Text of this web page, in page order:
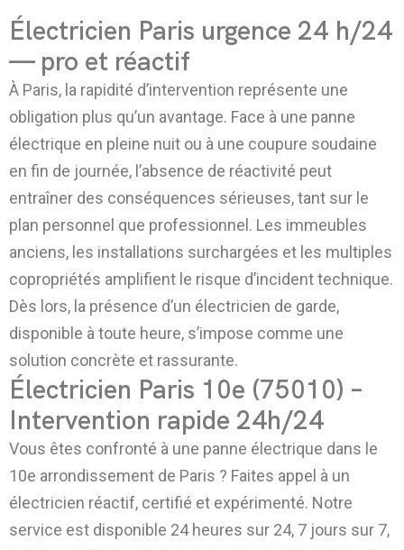
Électricien Paris urgence 24 h/24
— pro et réactif
À Paris, la rapidité d’intervention représente une
obligation plus qu’un avantage. Face à une panne
électrique en pleine nuit ou à une coupure soudaine
en fin de journée, l’absence de réactivité peut
entraîner des conséquences sérieuses, tant sur le
plan personnel que professionnel. Les immeubles
anciens, les installations surchargées et les multiples
copropriétés amplifient le risque d’incident technique.
Dès lors, la présence d’un électricien de garde,
disponible à toute heure, s’impose comme une
solution concrète et rassurante.
Électricien Paris 10e (75010) –
Intervention rapide 24h/24
Vous êtes confronté à une panne électrique dans le
10e arrondissement de Paris ? Faites appel à un
électricien réactif, certifié et expérimenté. Notre
service est disponible 24 heures sur 24, 7 jours sur 7,